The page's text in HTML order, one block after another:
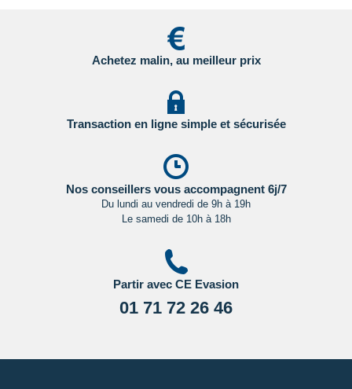
Pour les passagers binationaux ou de nationalité étrangère
il est préférable de vous rapprocher du consulat ou de
l’ambassade du pays de destination et de transit.
Les formalités administratives et sanitaires étant
susceptibles de changer entre votre réservation et votre
régulièrement le site du ministère des affaires étrangères en
Achetez malin, au meilleur prix
Transaction en ligne simple et sécurisée
Nos conseillers vous accompagnent 6j/7
Du lundi au vendredi de 9h à 19h
Le samedi de 10h à 18h
Partir avec CE Evasion
01 71 72 26 46